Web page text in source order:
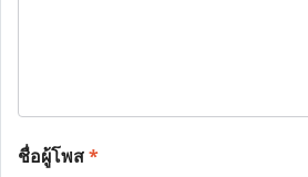
ชื่อผู้โพส*